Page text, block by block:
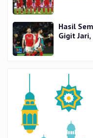
Hasil
Gigit